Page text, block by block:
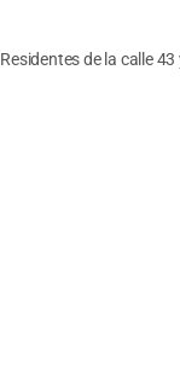
Residentes de la calle